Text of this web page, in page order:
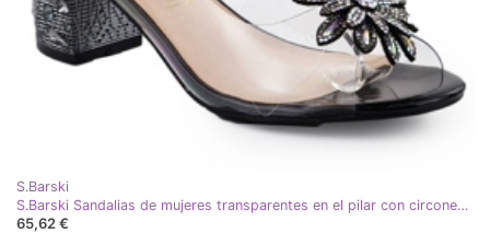
S.Barski
S.Barski Sandalias de mujeres transparentes en el pilar con circones de circones Czarne S. Barski MR51-002 negro
65,62 €